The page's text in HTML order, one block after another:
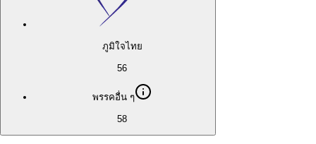
ภูมิใจไทย
56
พรรคอื่น ๆ
58